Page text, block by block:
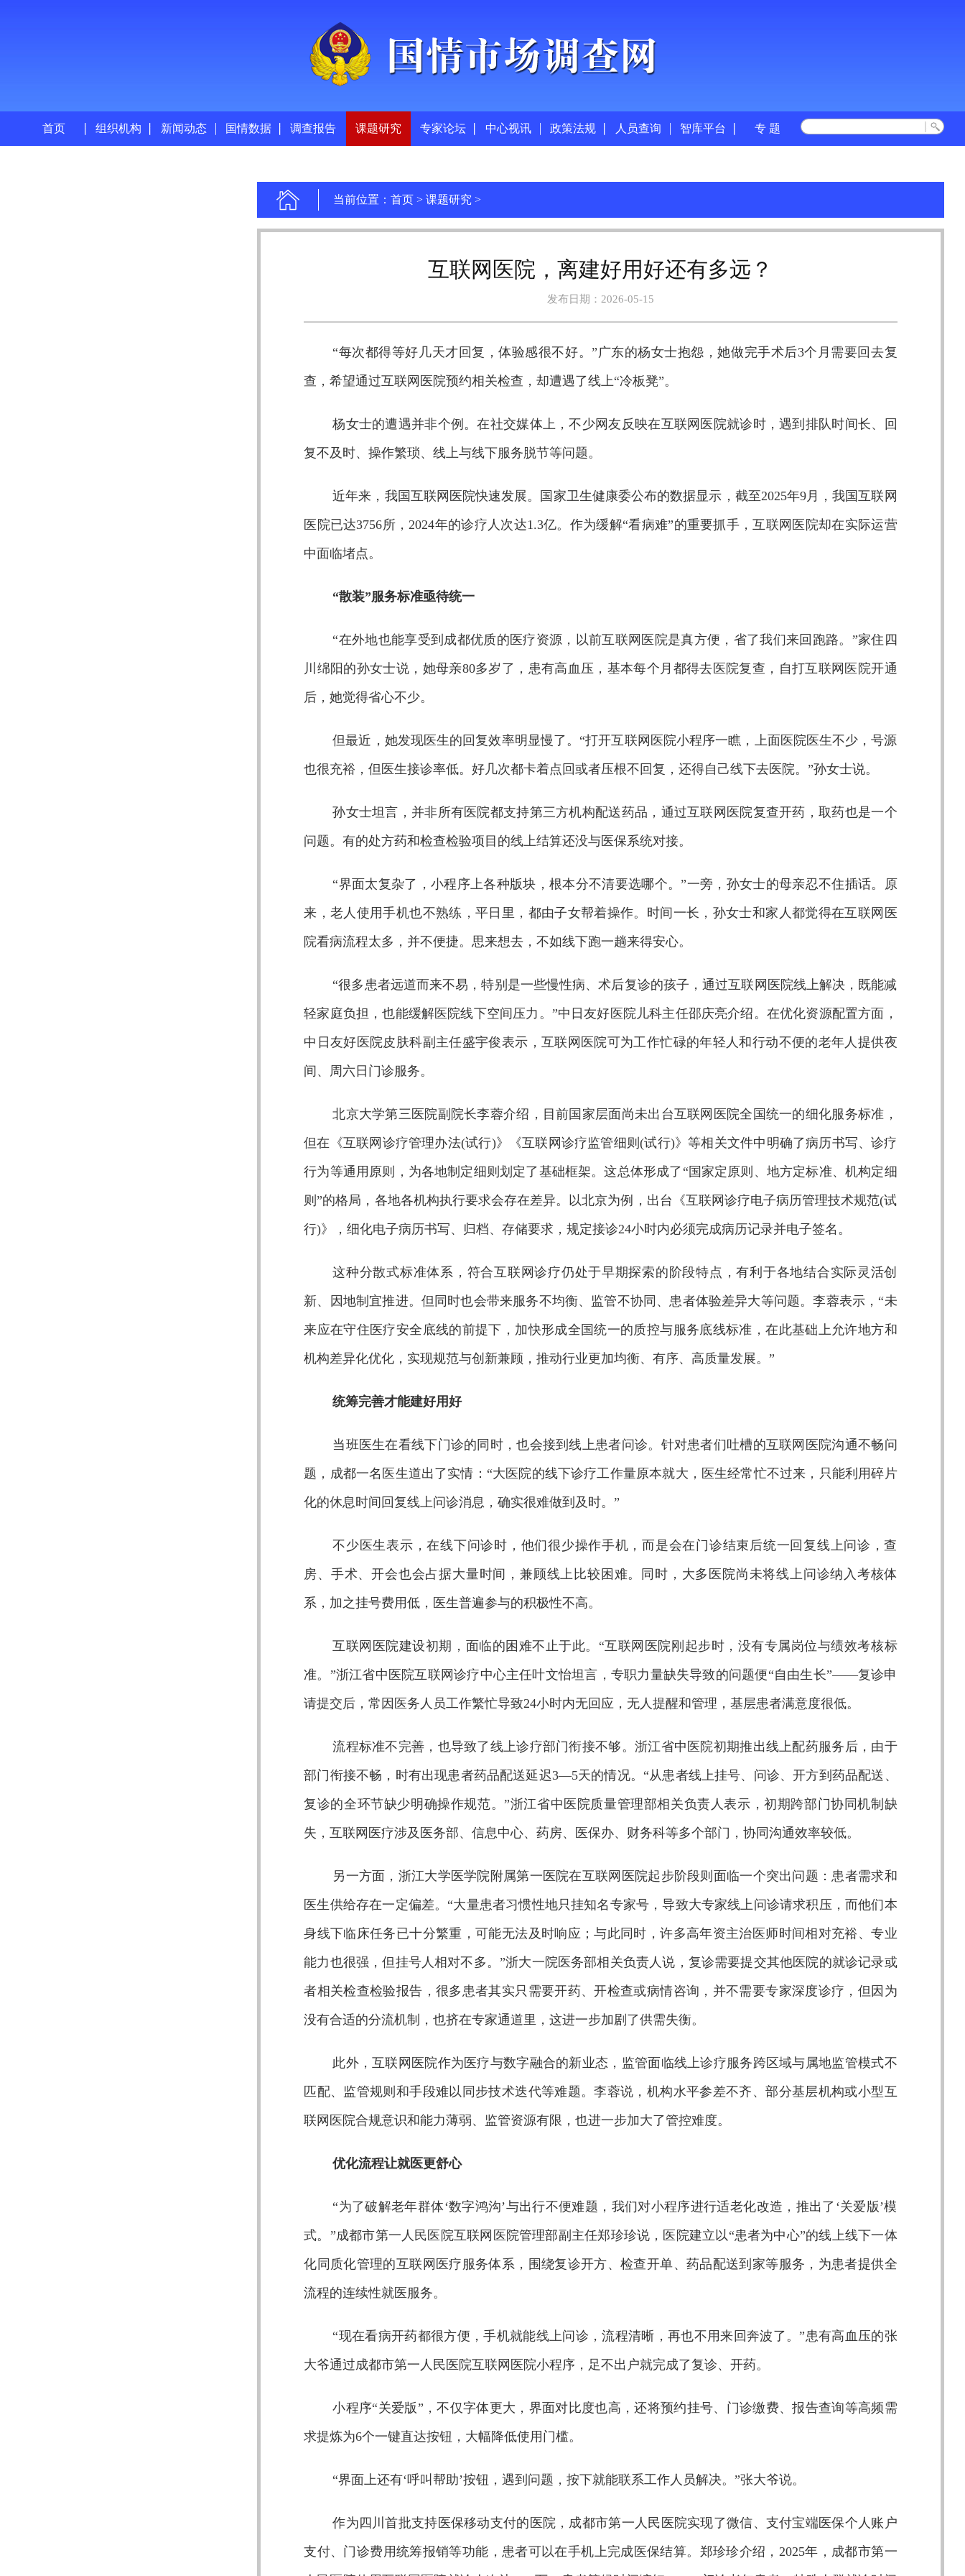
首页 组织机构 新闻动态 国情数据 调查报告 课题研究 专家论坛 中心视讯 政策法规 人员查询 智库平台 专 题
当前位置：首页 >课题研究 >
互联网医院，离建好用好还有多远？
发布日期：2026-05-15
“每次都得等好几天才回复，体验感很不好。”广东的杨女士抱怨，她做完手术后3个月需要回去复
查，希望通过互联网医院预约相关检查，却遭遇了线上“冷板凳”。
杨女士的遭遇并非个例。在社交媒体上，不少网友反映在互联网医院就诊时，遇到排队时间长、回
复不及时、操作繁琐、线上与线下服务脱节等问题。
近年来，我国互联网医院快速发展。国家卫生健康委公布的数据显示，截至2025年9月，我国互联网
医院已达3756所，2024年的诊疗人次达1.3亿。作为缓解“看病难”的重要抓手，互联网医院却在实际运营
中面临堵点。
“散装”服务标准亟待统一
“在外地也能享受到成都优质的医疗资源，以前互联网医院是真方便，省了我们来回跑路。”家住四
川绵阳的孙女士说，她母亲80多岁了，患有高血压，基本每个月都得去医院复查，自打互联网医院开通
后，她觉得省心不少。
但最近，她发现医生的回复效率明显慢了。“打开互联网医院小程序一瞧，上面医院医生不少，号源
也很充裕，但医生接诊率低。好几次都卡着点回或者压根不回复，还得自己线下去医院。”孙女士说。
孙女士坦言，并非所有医院都支持第三方机构配送药品，通过互联网医院复查开药，取药也是一个
问题。有的处方药和检查检验项目的线上结算还没与医保系统对接。
“界面太复杂了，小程序上各种版块，根本分不清要选哪个。”一旁，孙女士的母亲忍不住插话。原
来，老人使用手机也不熟练，平日里，都由子女帮着操作。时间一长，孙女士和家人都觉得在互联网医
院看病流程太多，并不便捷。思来想去，不如线下跑一趟来得安心。
“很多患者远道而来不易，特别是一些慢性病、术后复诊的孩子，通过互联网医院线上解决，既能减
轻家庭负担，也能缓解医院线下空间压力。”中日友好医院儿科主任邵庆亮介绍。在优化资源配置方面，
中日友好医院皮肤科副主任盛宇俊表示，互联网医院可为工作忙碌的年轻人和行动不便的老年人提供夜
间、周六日门诊服务。
北京大学第三医院副院长李蓉介绍，目前国家层面尚未出台互联网医院全国统一的细化服务标准，
但在《互联网诊疗管理办法(试行)》《互联网诊疗监管细则(试行)》等相关文件中明确了病历书写、诊疗
行为等通用原则，为各地制定细则划定了基础框架。这总体形成了“国家定原则、地方定标准、机构定细
则”的格局，各地各机构执行要求会存在差异。以北京为例，出台《互联网诊疗电子病历管理技术规范(试
行)》，细化电子病历书写、归档、存储要求，规定接诊24小时内必须完成病历记录并电子签名。
这种分散式标准体系，符合互联网诊疗仍处于早期探索的阶段特点，有利于各地结合实际灵活创
新、因地制宜推进。但同时也会带来服务不均衡、监管不协同、患者体验差异大等问题。李蓉表示，“未
来应在守住医疗安全底线的前提下，加快形成全国统一的质控与服务底线标准，在此基础上允许地方和
机构差异化优化，实现规范与创新兼顾，推动行业更加均衡、有序、高质量发展。”
统筹完善才能建好用好
当班医生在看线下门诊的同时，也会接到线上患者问诊。针对患者们吐槽的互联网医院沟通不畅问
题，成都一名医生道出了实情：“大医院的线下诊疗工作量原本就大，医生经常忙不过来，只能利用碎片
化的休息时间回复线上问诊消息，确实很难做到及时。”
不少医生表示，在线下问诊时，他们很少操作手机，而是会在门诊结束后统一回复线上问诊，查
房、手术、开会也会占据大量时间，兼顾线上比较困难。同时，大多医院尚未将线上问诊纳入考核体
系，加之挂号费用低，医生普遍参与的积极性不高。
互联网医院建设初期，面临的困难不止于此。“互联网医院刚起步时，没有专属岗位与绩效考核标
准。”浙江省中医院互联网诊疗中心主任叶文怡坦言，专职力量缺失导致的问题便“自由生长”——复诊申
请提交后，常因医务人员工作繁忙导致24小时内无回应，无人提醒和管理，基层患者满意度很低。
流程标准不完善，也导致了线上诊疗部门衔接不够。浙江省中医院初期推出线上配药服务后，由于
部门衔接不畅，时有出现患者药品配送延迟3—5天的情况。“从患者线上挂号、问诊、开方到药品配送、
复诊的全环节缺少明确操作规范。”浙江省中医院质量管理部相关负责人表示，初期跨部门协同机制缺
失，互联网医疗涉及医务部、信息中心、药房、医保办、财务科等多个部门，协同沟通效率较低。
另一方面，浙江大学医学院附属第一医院在互联网医院起步阶段则面临一个突出问题：患者需求和
医生供给存在一定偏差。“大量患者习惯性地只挂知名专家号，导致大专家线上问诊请求积压，而他们本
身线下临床任务已十分繁重，可能无法及时响应；与此同时，许多高年资主治医师时间相对充裕、专业
能力也很强，但挂号人相对不多。”浙大一院医务部相关负责人说，复诊需要提交其他医院的就诊记录或
者相关检查检验报告，很多患者其实只需要开药、开检查或病情咨询，并不需要专家深度诊疗，但因为
没有合适的分流机制，也挤在专家通道里，这进一步加剧了供需失衡。
此外，互联网医院作为医疗与数字融合的新业态，监管面临线上诊疗服务跨区域与属地监管模式不
匹配、监管规则和手段难以同步技术迭代等难题。李蓉说，机构水平参差不齐、部分基层机构或小型互
联网医院合规意识和能力薄弱、监管资源有限，也进一步加大了管控难度。
优化流程让就医更舒心
“为了破解老年群体‘数字鸿沟’与出行不便难题，我们对小程序进行适老化改造，推出了‘关爱版’模
式。”成都市第一人民医院互联网医院管理部副主任郑珍珍说，医院建立以“患者为中心”的线上线下一体
化同质化管理的互联网医疗服务体系，围绕复诊开方、检查开单、药品配送到家等服务，为患者提供全
流程的连续性就医服务。
“现在看病开药都很方便，手机就能线上问诊，流程清晰，再也不用来回奔波了。”患有高血压的张
大爷通过成都市第一人民医院互联网医院小程序，足不出户就完成了复诊、开药。
小程序“关爱版”，不仅字体更大，界面对比度也高，还将预约挂号、门诊缴费、报告查询等高频需
求提炼为6个一键直达按钮，大幅降低使用门槛。
“界面上还有‘呼叫帮助’按钮，遇到问题，按下就能联系工作人员解决。”张大爷说。
作为四川首批支持医保移动支付的医院，成都市第一人民医院实现了微信、支付宝端医保个人账户
支付、门诊费用统筹报销等功能，患者可以在手机上完成医保结算。郑珍珍介绍，2025年，成都市第一